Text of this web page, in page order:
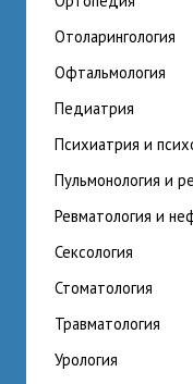
отоларингология
офтальмология
педиатрия
психиатрия и
пульмонология и
ревматология и
сексология
стоматология
травматология
урология